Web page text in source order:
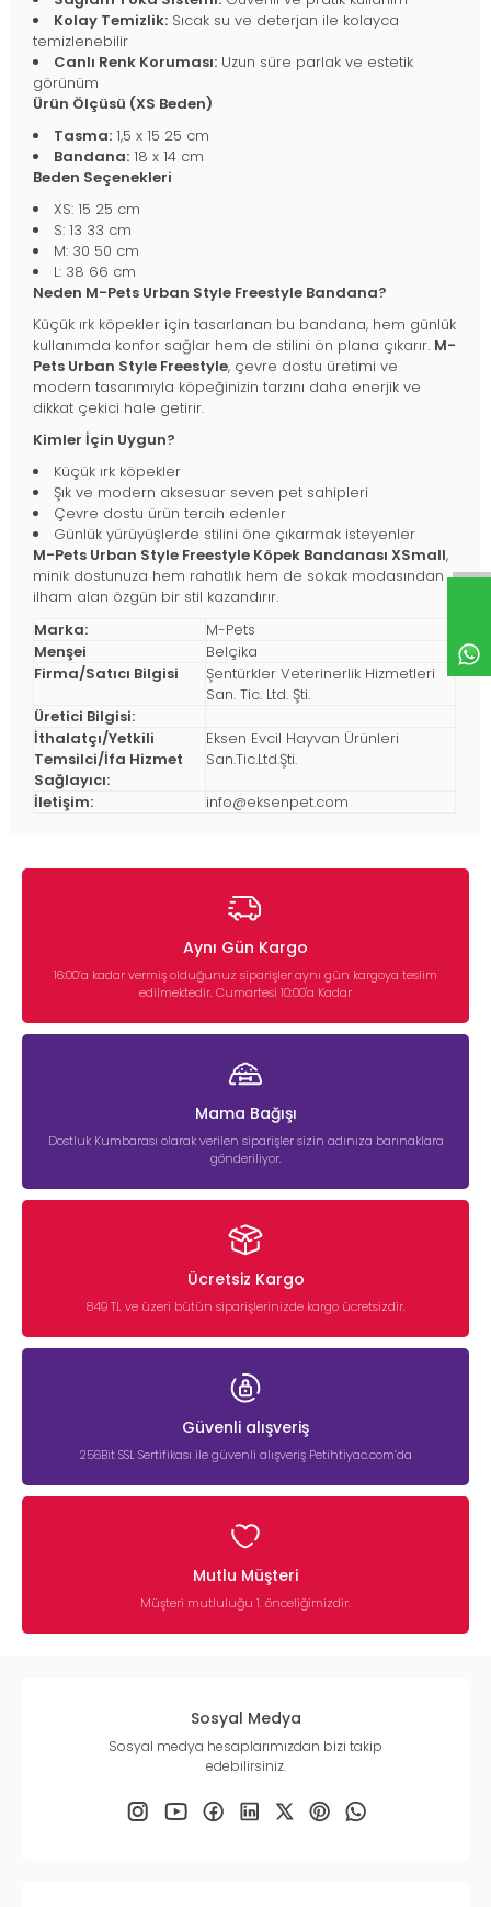
Kolay Temizlik: Sıcak su ve deterjan ile kolayca
temizlenebilir
Canlı Renk Koruması: Uzun süre parlak ve estetik
görünüm
Ürün Ölçüsü (XS Beden)
Tasma: 1,5 x 15 25 cm
Bandana: 18 x 14 cm
Beden Seçenekleri
XS: 15 25 cm
S: 13 33 cm
M: 30 50 cm
L: 38 66 cm
Neden M-Pets Urban Style Freestyle Bandana?
Küçük ırk köpekler için tasarlanan bu bandana, hem günlük
kullanımda konfor sağlar hem de stilini ön plana çıkarır. M-
Pets Urban Style Freestyle, çevre dostu üretimi ve
modern tasarımıyla köpeğinizin tarzını daha enerjik ve
dikkat çekici hale getirir.
Kimler İçin Uygun?
Küçük ırk köpekler
Şık ve modern aksesuar seven pet sahipleri
Çevre dostu ürün tercih edenler
Günlük yürüyüşlerde stilini öne çıkarmak isteyenler
M-Pets Urban Style Freestyle Köpek Bandanası XSmall,
minik dostunuza hem rahatlık hem de sokak modasından
ilham alan özgün bir stil kazandırır.
Marka:
M-Pets
Menşei
Belçika
Firma/Satıcı Bilgisi
Şentürkler Veterinerlik Hizmetleri
San. Tic. Ltd. Şti.
Üretici Bilgisi:
İthalatçı/Yetkili
Temsilci/İfa Hizmet
Sağlayıcı:
Eksen Evcil Hayvan Ürünleri
San.Tic.Ltd.Şti.
İletişim: info@eksenpet.com
Aynı Gün Kargo
16:00’a kadar vermiş olduğunuz siparişler aynı gün kargoya teslim
edilmektedir. Cumartesi 10:00'a Kadar
Mama Bağışı
Dostluk Kumbarası olarak verilen siparişler sizin adınıza barınaklara
gönderiliyor.
Ücretsiz Kargo
849 TL ve üzeri bütün siparişlerinizde kargo ücretsizdir.
Güvenli alışveriş
256Bit SSL Sertifikası ile güvenli alışveriş Petihtiyac.com’da
Mutlu Müşteri
Müşteri mutluluğu 1. önceliğimizdir.
Sosyal Medya
Sosyal medya hesaplarımızdan bizi takip
edebilirsiniz.